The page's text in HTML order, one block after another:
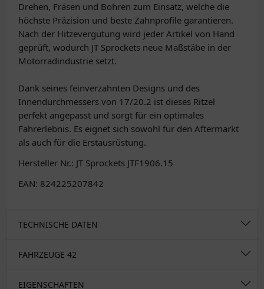
Drehen, Fräsen und Bohren zum Einsatz, welche die
höchste Präzision und beste Zahnprofile garantieren.
Nach der Hitzevergütung wird jeder Artikel von Hand
geprüft, wodurch JT Sprockets neue Maßstäbe in der
Motorradindustrie setzt.
Dank seines feinverzahnten Designs und des
Innendurchmessers von 17/20.2 ist dieses Ritzel
perfekt angepasst und sorgt für ein optimales
Fahrerlebnis. Es eignet sich sowohl für den Aftermarkt
als auch für die Erstausrüstung.
Hersteller Nr.: JT Sprockets JTF1906.15
EAN: 824225207842
TECHNISCHE DATEN
FAHRZEUGE 42
EIGENSCHAFTEN